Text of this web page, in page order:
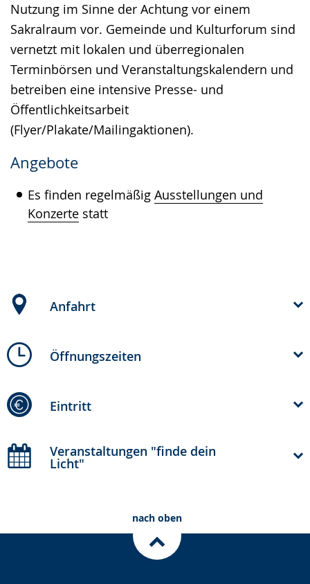
Nutzung im Sinne der Achtung vor einem
Sakralraum vor. Gemeinde und Kulturforum sind
vernetzt mit lokalen und überregionalen
Terminbörsen und Veranstaltungskalendern und
betreiben eine intensive Presse- und
Öffentlichkeitsarbeit
(Flyer/Plakate/Mailingaktionen).
Angebote
Es finden regelmäßig Ausstellungen und
Konzerte statt
Anfahrt
Öffnungszeiten
Eintritt
Veranstaltungen "finde dein
Licht"
nach oben